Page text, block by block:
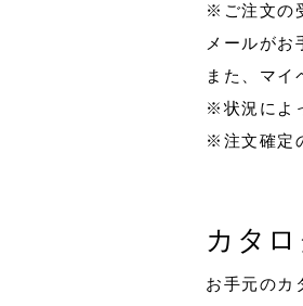
※ご注文の
メールがお
また、マイ
※状況によ
※注文確定
カタ
お手元のカ